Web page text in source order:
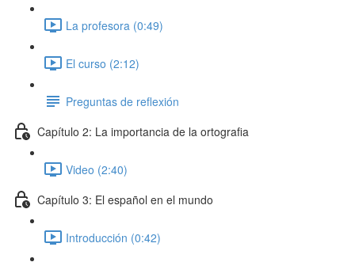
La profesora (0:49)
El curso (2:12)
Preguntas de reflexión
Capítulo 2: La importancia de la ortografia
Video (2:40)
Capítulo 3: El español en el mundo
Introducción (0:42)